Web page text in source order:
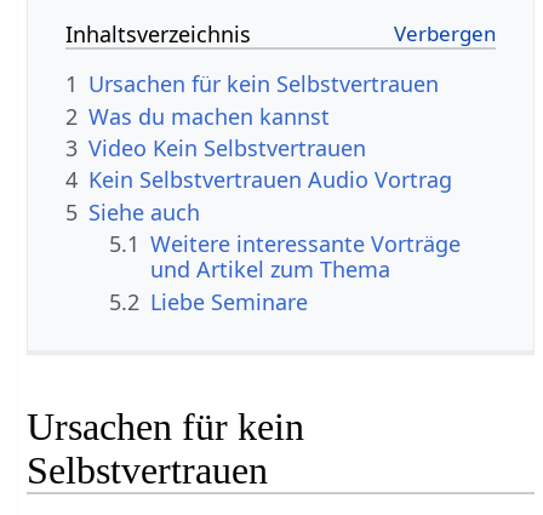
Inhaltsverzeichnis
1 Ursachen für kein Selbstvertrauen
2 Was du machen kannst
3 Video Kein Selbstvertrauen
4 Kein Selbstvertrauen Audio Vortrag
5 Siehe auch
5.1 Weitere interessante Vorträge
und Artikel zum Thema
5.2 Liebe Seminare
Ursachen für kein
Selbstvertrauen